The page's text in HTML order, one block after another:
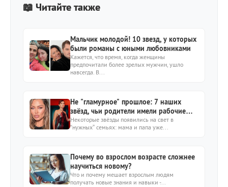
📖 Читайте также
Мальчик молодой! 10 звезд, у которых
были романы с юными любовниками
Кажется, что время, когда женщины
предпочитали более зрелых мужчин, ушло
навсегда. В...
Не "гламурное" прошлое: 7 наших
звёзд, чьи родители имели рабочие
профессии
Некоторые звёзды появились на свет в
“нужных” семьях: мама и папа уже...
Почему во взрослом возрасте сложнее
научиться новому?
Что и почему мешает взрослым людям
получать новые знания и навыки -...